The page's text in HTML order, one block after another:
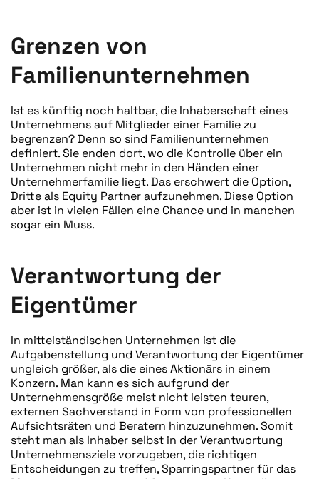
Grenzen von
Familienunternehmen
Ist es künftig noch haltbar, die Inhaberschaft eines
Unternehmens auf Mitglieder einer Familie zu
begrenzen? Denn so sind Familienunternehmen
definiert. Sie enden dort, wo die Kontrolle über ein
Unternehmen nicht mehr in den Händen einer
Unternehmerfamilie liegt. Das erschwert die Option,
Dritte als Equity Partner aufzunehmen. Diese Option
aber ist in vielen Fällen eine Chance und in manchen
sogar ein Muss.
Verantwortung der
Eigentümer
In mittelständischen Unternehmen ist die
Aufgabenstellung und Verantwortung der Eigentümer
ungleich größer, als die eines Aktionärs in einem
Konzern. Man kann es sich aufgrund der
Unternehmensgröße meist nicht leisten teuren,
externen Sachverstand in Form von professionellen
Aufsichtsräten und Beratern hinzuzunehmen. Somit
steht man als Inhaber selbst in der Verantwortung
Unternehmensziele vorzugeben, die richtigen
Entscheidungen zu treffen, Sparringspartner für das